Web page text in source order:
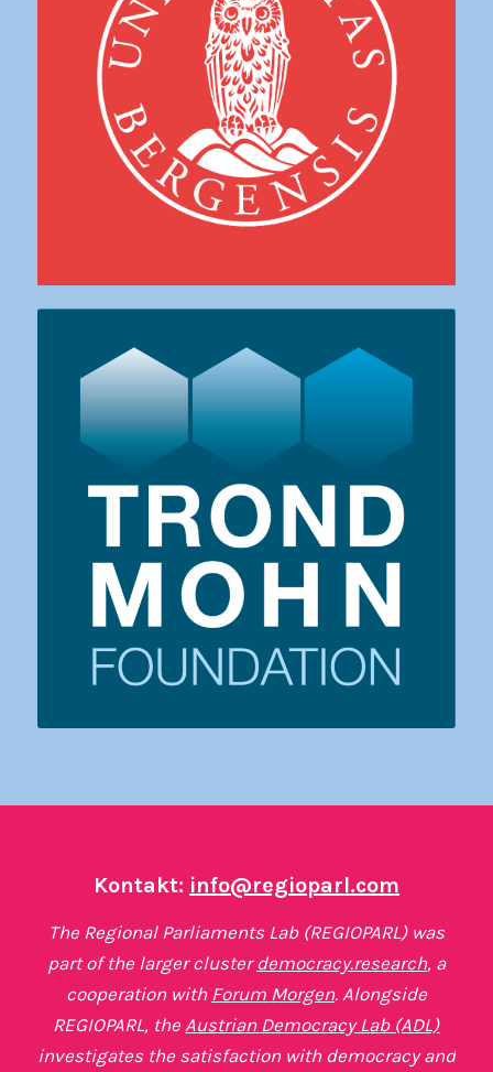
Kontakt: info@regioparl.com
The Regional Parliaments Lab (REGIOPARL) was
part of the larger clusterdemocracy.research, a
cooperation with Forum Morgen. Alongside
REGIOPARL, theAustrian Democracy Lab (ADL)
investigates the satisfaction with democracy and